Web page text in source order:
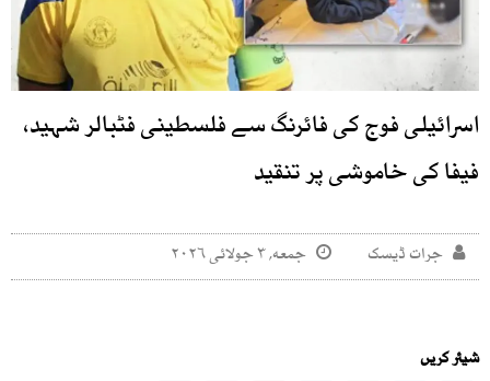
اسرائیلی فوج کی فائرنگ سے فلسطینی فٹبالر شہید،
فیفا کی خاموشی پر تنقید
جرات ڈیسک جمعه, ۳ جولائی ۲۰۲۶
شیئر کریں